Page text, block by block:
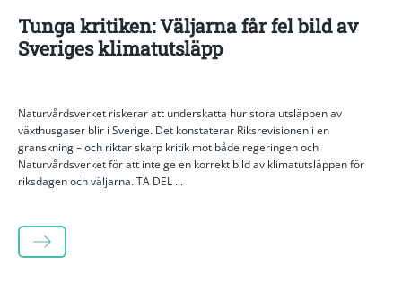
Tunga kritiken: Väljarna får fel bild av
Sveriges klimatutsläpp
Naturvårdsverket riskerar att underskatta hur stora utsläppen av
växthusgaser blir i Sverige. Det konstaterar Riksrevisionen i en
granskning – och riktar skarp kritik mot både regeringen och
Naturvårdsverket för att inte ge en korrekt bild av klimatutsläppen för
riksdagen och väljarna. TA DEL ...
LÄS MER